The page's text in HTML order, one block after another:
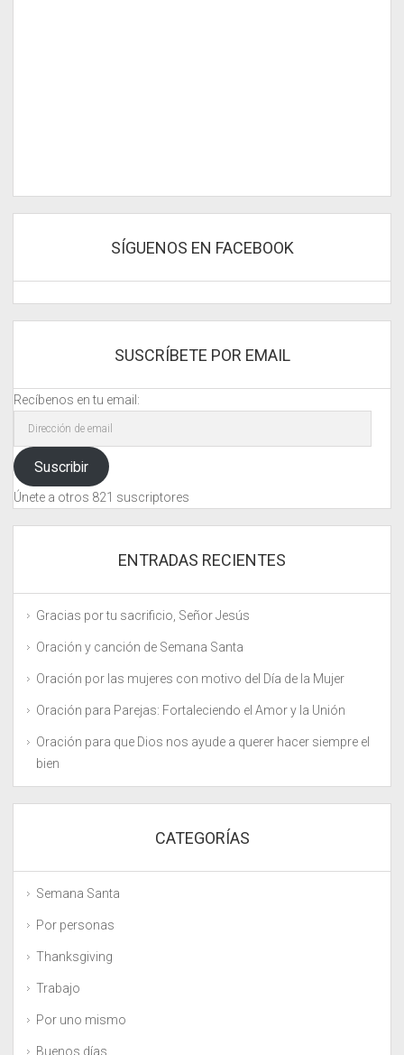
SÍGUENOS EN FACEBOOK
SUSCRÍBETE POR EMAIL
Recíbenos en tu email:
Dirección
emailSuscribir
Únete a otros 821 suscriptores
ENTRADAS RECIENTES
Gracias por tu sacrificio, Señor Jesús
Oración y canción de Semana Santa
Oración por las mujeres con motivo del Día de la Mujer
Oración para Parejas: Fortaleciendo el Amor y la Unión
Oración para que Dios nos ayude a querer hacer siempre el
bien
CATEGORÍAS
Semana Santa
Por personas
Thanksgiving
Trabajo
Por uno mismo
Buenos días